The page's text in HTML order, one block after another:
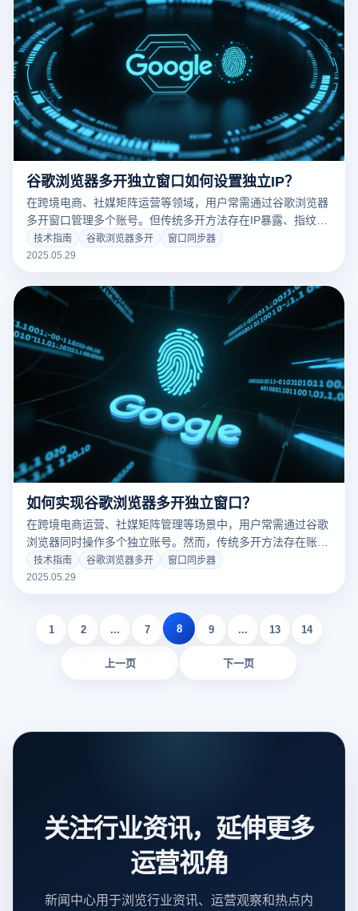
谷歌浏览器多开独立窗口如何设置独立IP？
在跨境电商、社媒矩阵运营等领域，用户常需通过谷歌浏览器
多开窗口管理多个账号。但传统多开方法存在IP暴露、指纹关
联等风险，本文深度解析独立IP配置方案，并介绍如何通过云
登多开浏览器实现安全高效的业务管理。
技术指南 谷歌浏览器多开
窗口同步器
2025.05.29
如何实现谷歌浏览器多开独立窗口？
在跨境电商运营、社媒矩阵管理等场景中，用户常需通过谷歌
浏览器同时操作多个独立账号。然而，传统多开方法存在账户
关联风险和效率瓶颈。本文深度解析安全高效的解决方案，并
详解云登多开浏览器的技术优势与实战应用。
技术指南 谷歌浏览器多开
窗口同步器
2025.05.29
上一页
1 2 ... 7 8 9 ... 13 14
下一页
关注行业资讯，延伸更多
运营视角
新闻中心用于浏览行业资讯、运营观察和热点内